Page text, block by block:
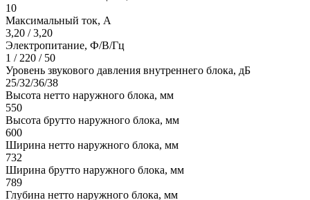
10
Максимальный ток, А
3,20 / 3,20
Электропитание, Ф/В/Гц
1 / 220 / 50
Уровень звукового давления внутреннего блока, дБ
25/32/36/38
Высота нетто наружного блока, мм
550
Высота брутто наружного блока, мм
600
Ширина нетто наружного блока, мм
732
Ширина брутто наружного блока, мм
789
Глубина нетто наружного блока, мм